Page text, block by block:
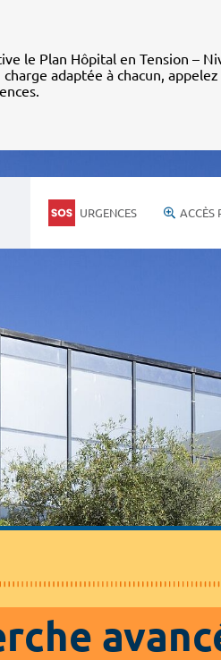
le Plan Hôpital en Tension –
adaptée à chacun,
URGENCES ACCÈS